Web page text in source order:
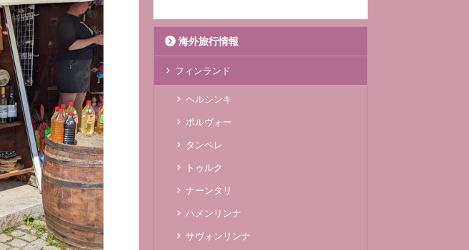
海外旅行情報
フィンランド
ヘルシンキ
ポルヴォー
タンペレ
トゥルク
ナーンタリ
ハメンリンナ
サヴォンリンナ